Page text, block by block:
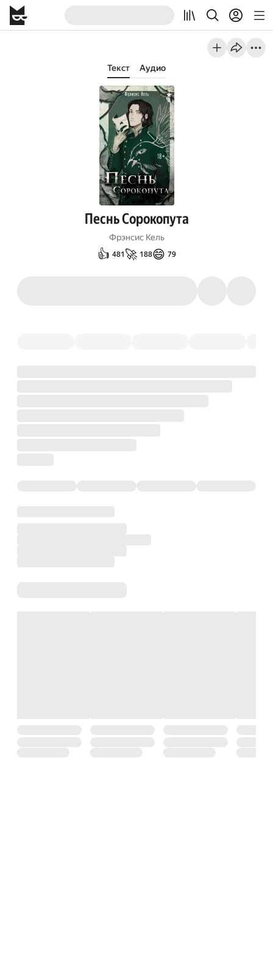
Текст Аудио
Песнь Сорокопута
Фрэнсис Кель
👍 481 🚀 188😄 79